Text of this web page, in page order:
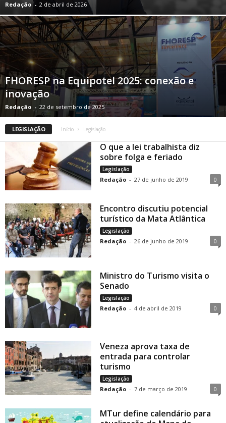
Redação - 2 de abril de 2026
FHORESP na Equipotel 2025: conexão e
inovação
Redação - 22 de setembro de 2025
LEGISLAÇÃO Início Legislação
O que a lei trabalhista diz
sobre folga e feriado
Legislação
Redação - 27 de junho de 2019 0
Encontro discutiu potencial
turístico da Mata Atlântica
Legislação
Redação - 26 de junho de 2019 0
Ministro do Turismo visita o
Senado
Legislação
Redação - 4 de abril de 2019 0
Veneza aprova taxa de
entrada para controlar
turismo
Legislação
Redação - 7 de março de 2019 0
MTur define calendário para